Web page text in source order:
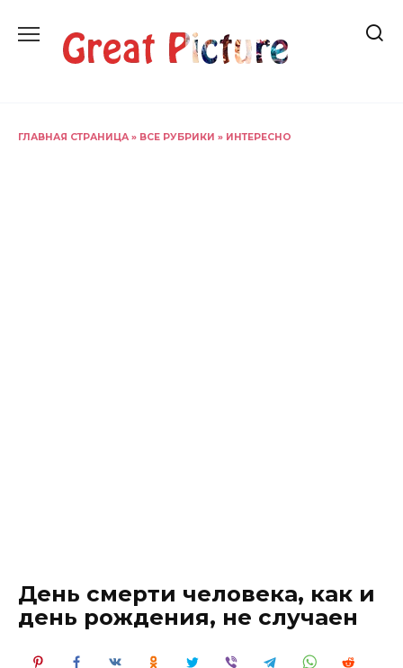
содержанию
ГЛАВНАЯ СТРАНИЦА » ВСЕ РУБРИКИ » ИНТЕРЕСНО
День смерти человека, как и
день рождения, не случаен